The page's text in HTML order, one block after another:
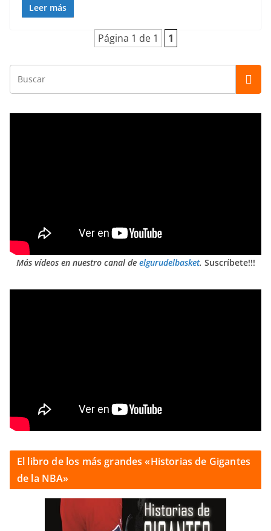
Leer más
Página 1 de 1 1
Más vídeos en nuestro canal de elgurudelbasket. Suscríbete!!!
El libro de los más grandes «Historias de Gigantes
de la NBA»